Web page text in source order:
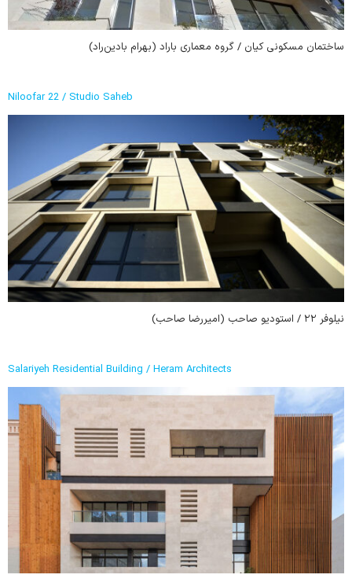
ساختمان مسکونی کیان / گروه معماری باراد (بهرام بادین‌راد)
Niloofar 22 / Studio Saheb
نیلوفر ٢٢ / استودیو صاحب (امیررضا صاحب)
Salariyeh Residential Building / Heram Architects